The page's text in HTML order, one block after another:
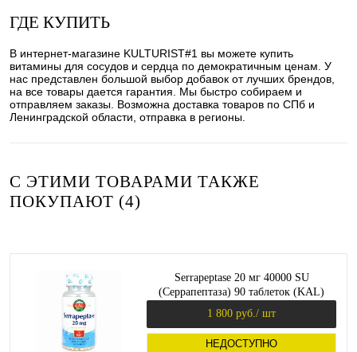
ГДЕ КУПИТЬ
В интернет-магазине KULTURIST#1 вы можете купить
витамины для сосудов и сердца по демократичным ценам. У
нас представлен большой выбор добавок от лучших брендов,
на все товары дается гарантия. Мы быстро собираем и
отправляем заказы. Возможна доставка товаров по СПб и
Ленинградской области, отправка в регионы.
С ЭТИМИ ТОВАРАМИ ТАКЖЕ
ПОКУПАЮТ (4)
Serrapeptase 20 мг 40000 SU
(Серрапептаза) 90 таблеток (KAL)
1 800 руб./ шт
НЕДОСТУПНО